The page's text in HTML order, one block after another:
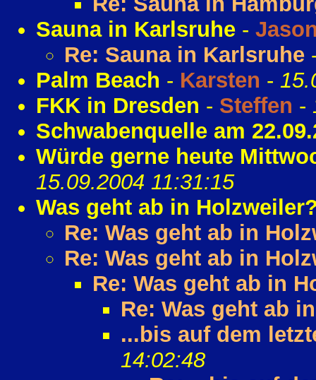
Sauna in Karlsruhe -
Re: Sauna in Karlsruhe
Palm Beach - Karsten -
FKK in Dresden - Steffen -
Schwabenquelle am
Würde gerne heute
15.09.2004 11:31:15
Was geht ab in
Re: Was geht ab in
Re: Was geht ab in
Re: Was geht ab in
Re: Was geht ab
...bis auf dem
14:02:48